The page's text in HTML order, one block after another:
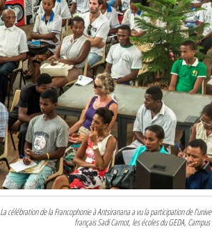
La célébration de la Francophonie à Antsiranana a vu la participation de
français Sadi Carnot, les écoles du GEDA,